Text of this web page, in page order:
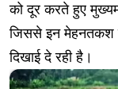
को दूर करते हुए
जिससे इन मेहनतकश
दिखाई दे रही है।